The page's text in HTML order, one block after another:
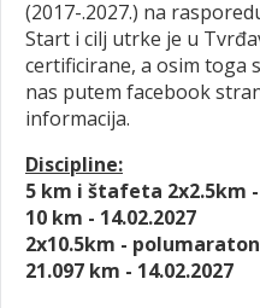
(2017-.2027.) na
Start i cilj utrke je u
certificirane, a osim toga
nas putem facebook
informacija.
Discipline:
5 km i štafeta 2x2.5km -
10 km - 14.02.2027
2x10.5km -
21.097 km - 14.02.2027